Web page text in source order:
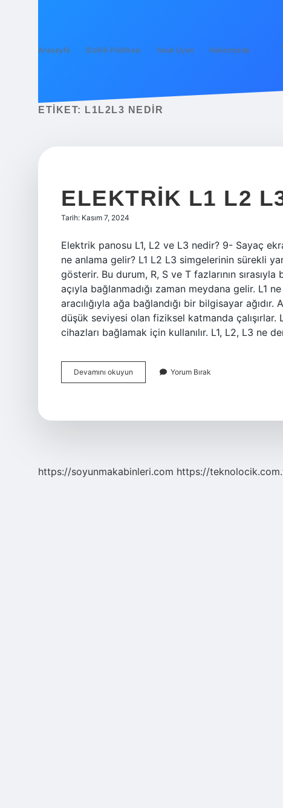
Anasayfa Gizlilik Politikası Yasal Uyarı Hakkımızda
ETIKET: L1L2L3 NEDIR
ELEKTRIK L1 L2
Tarih: Kasım 7, 2024
Elektrik panosu L1, L2 ve L3 nedir? 9- Sayaç
ne anlama gelir? L1 L2 L3 simgelerinin sürekli
gösterir. Bu durum, R, S ve T fazlarının
açıyla bağlanmadığı zaman meydana gelir. L1
aracılığıyla ağa bağlandığı bir bilgisayar ağıdır.
düşük seviyesi olan fiziksel katmanda çalışırlar.
cihazları bağlamak için kullanılır. L1, L2, L3 ne
Devamını okuyun
L1
Yorum Bırak
https://soyunmakabinleri.com https://